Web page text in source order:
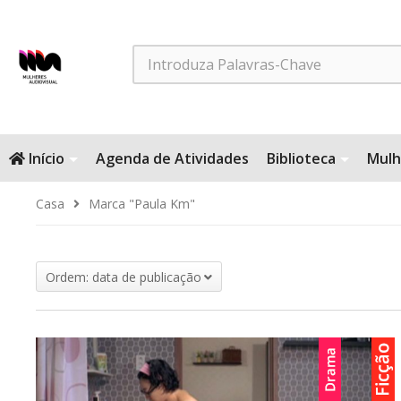
Search
Início Agenda de Atividades Biblioteca
Casa Marca "Paula Km"
Ordem: data de publicação